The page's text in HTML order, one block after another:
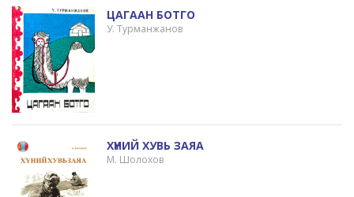
ЦАГААН БОТГО
У. Турманжанов
ХҮНИЙ ХУВЬ ЗАЯА
М. Шолохов